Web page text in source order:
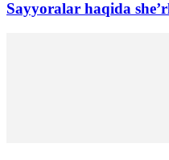
Sayyoralar haqida